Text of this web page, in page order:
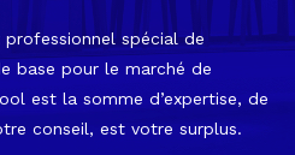
spécial de
base pour le marché de
est la somme d’expertise, de
conseil, est votre surplus.